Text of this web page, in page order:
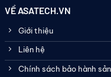
VỀ ASATECH.VN
Giới thiệu
Liên hệ
Chính sách bảo hành